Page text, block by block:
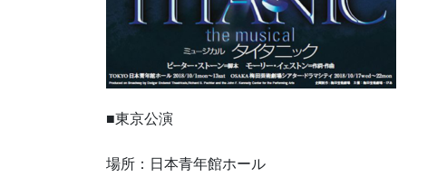
■東京公演
場所：日本青年館ホール